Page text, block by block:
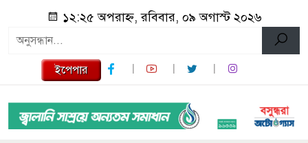
১২:২৫ অপরাহ্ন, রবিবার, ০৯ অগাস্ট ২০২৬
ইপেপার